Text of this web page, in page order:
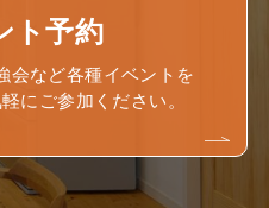
ト予約
会など各種イベントを
にご参加ください。